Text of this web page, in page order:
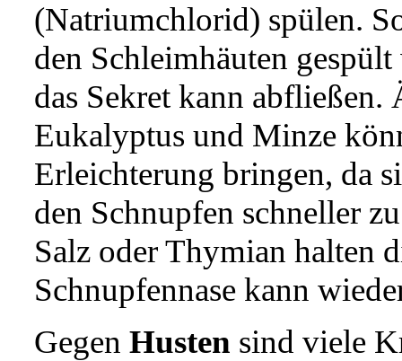
(Natriumchlorid) spülen.
den Schleimhäuten
das Sekret kann
Eukalyptus und Minze
Erleichterung bringen, da
den Schnupfen schneller
Salz oder Thymian halten
Schnupfennase kann
Gegen Husten sind viele